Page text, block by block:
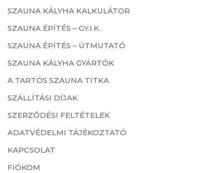
SZAUNA KÁLYHA KALKULÁTOR
SZAUNA ÉPÍTÉS – GY.I.K.
SZAUNA ÉPÍTÉS – ÚTMUTATÓ
SZAUNA KÁLYHA GYÁRTÓK
A TARTÓS SZAUNA TITKA
SZÁLLÍTÁSI DÍJAK
SZERZŐDÉSI FELTÉTELEK
ADATVÉDELMI TÁJÉKOZTATÓ
KAPCSOLAT
FIÓKOM